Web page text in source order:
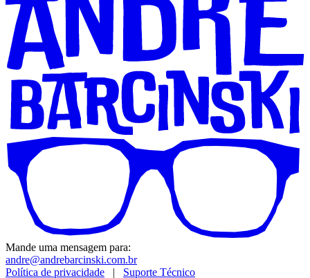
Mande uma mensagem para:
andre@andrebarcinski.com.br
Política de privacidade | Suporte Técnico